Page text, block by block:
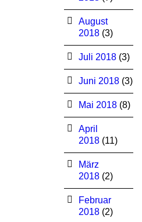
August
2018(3)
Juli 2018(3)
Juni 2018(3)
Mai 2018(8)
April
2018(11)
März
2018(2)
Februar
2018(2)